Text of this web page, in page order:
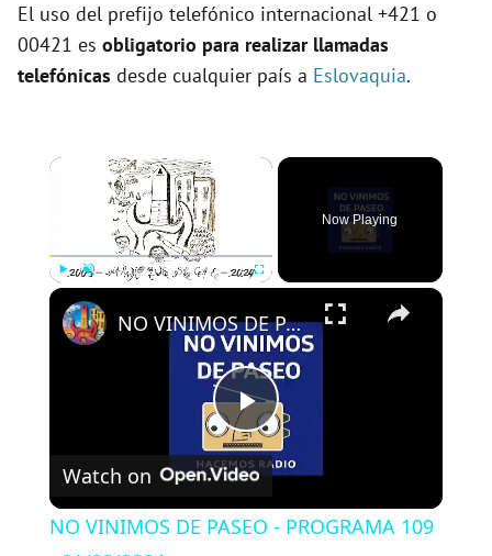
El uso del prefijo telefónico internacional +421 o
00421 es obligatorio para realizar llamadas
telefónicas desde cualquier país a Eslovaquia.
×
Now Playing
×
P
NO VINIMOS DE PASEO - PROGRAMA 109 - 01/08/2024
Watch on
NO VINIMOS DE PASEO - PROGRAMA 109